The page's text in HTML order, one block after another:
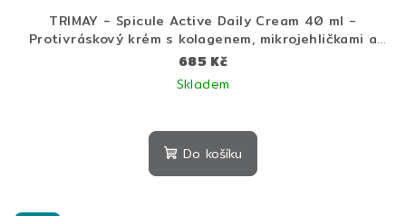
TRIMAY - Spicule Active Daily Cream 40 ml -
Protivráskový krém s kolagenem, mikrojehličkami a
peptidy
685 Kč
Skladem
Do košíku